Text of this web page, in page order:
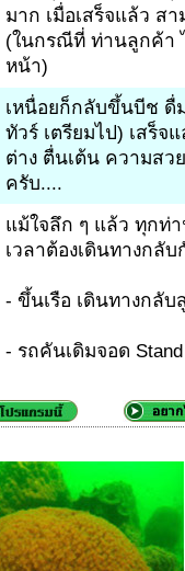
มาก เมื่อเสร็จแล้ว ส
(ในกรณีที่ ท่านลูกค้า
หน้า)
เหนื่อยก็กลับขึ้นบีช ดื่
ทัวร์ เตรียมไป) เสร็จ
ต่าง ตื่นเต้น ความสว
ครับ....
แม้ใจลึก ๆ แล้ว ทุกท่
เวลาต้องเดินทางกลั
- ขึ้นเรือ เดินทางกลับ
- รถคันเดิมจอด